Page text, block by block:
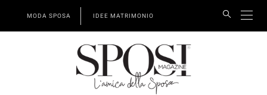
MODA SPOSA IDEE MATRIMONIO